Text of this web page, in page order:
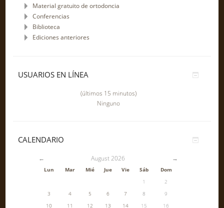
Material gratuito de ortodoncia
Conferencias
Biblioteca
Ediciones anteriores
USUARIOS EN LÍNEA
(últimos 15 minutos)
Ninguno
CALENDARIO
← August 2026 →
Lun Mar Mié Jue Vie Sáb
Dom
1
2
3
4 5 6 7 8
9
10
11 12 13 14 15 16